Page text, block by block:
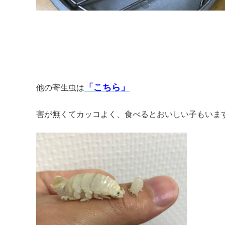
他の寄生虫は 「こちら」
害が無くてカッコよく、食べるとおいしい子もいま